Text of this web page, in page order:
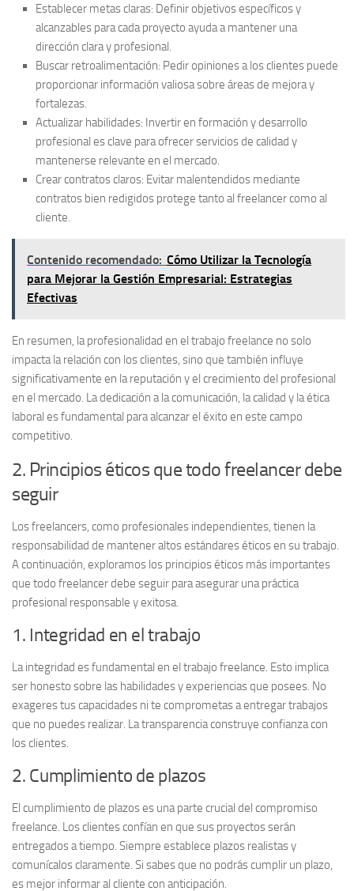
Establecer metas claras: Definir objetivos específicos y
alcanzables para cada proyecto ayuda a mantener una
dirección clara y profesional.
Buscar retroalimentación: Pedir opiniones a los clientes puede
proporcionar información valiosa sobre áreas de mejora y
fortalezas.
Actualizar habilidades: Invertir en formación y desarrollo
profesional es clave para ofrecer servicios de calidad y
mantenerse relevante en el mercado.
Crear contratos claros: Evitar malentendidos mediante
contratos bien redigidos protege tanto al freelancer como al
cliente.
Contenido recomendado: Cómo Utilizar la Tecnología
para Mejorar la Gestión Empresarial: Estrategias
Efectivas
En resumen, la profesionalidad en el trabajo freelance no solo
impacta la relación con los clientes, sino que también influye
significativamente en la reputación y el crecimiento del profesional
en el mercado. La dedicación a la comunicación, la calidad y la ética
laboral es fundamental para alcanzar el éxito en este campo
competitivo.
2. Principios éticos que todo freelancer debe
seguir
Los freelancers, como profesionales independientes, tienen la
responsabilidad de mantener altos estándares éticos en su trabajo.
A continuación, exploramos los principios éticos más importantes
que todo freelancer debe seguir para asegurar una práctica
profesional responsable y exitosa.
1. Integridad en el trabajo
Laintegridad es fundamental en el trabajo freelance. Esto implica
ser honesto sobre las habilidades y experiencias que posees. No
exageres tus capacidades ni te comprometas a entregar trabajos
que no puedes realizar. La transparencia construye confianza con
los clientes.
2. Cumplimiento de plazos
El cumplimiento de plazoses una parte crucial del compromiso
freelance. Los clientes confían en que sus proyectos serán
entregados a tiempo. Siempre establece plazos realistas y
comunícalos claramente. Si sabes que no podrás cumplir un plazo,
es mejor informar al cliente con anticipación.